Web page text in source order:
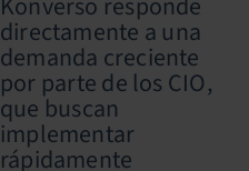
directamente a una
demanda creciente
por parte de los CIO,
que buscan
implementar
rápidamente